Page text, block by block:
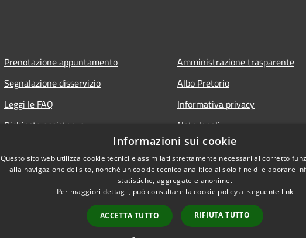
Prenotazione appuntamento
Segnalazione disservizio
Leggi le FAQ
Richiesta assistenza
Amministrazione trasparente
Albo Pretorio
Informativa privacy
Note legali
Dichiarazione di accessibilità
Informazioni sui cookie
Questo sito web utilizza cookie tecnici e assimilati strettamente necessari al corretto
alla navigazione del sito, nonché un cookie tecnico analitico al solo fine di elaborare
statistiche, aggregate e anonime.
Per maggiori dettagli, può consultare la cookie policy al seguente link
ACCETTA TUTTO RIFIUTA TUTTO